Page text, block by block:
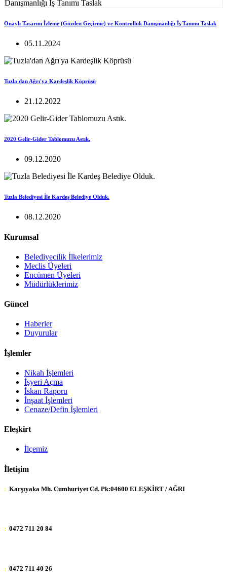
Onaylı Tasarım İzleme (Gözden Geçirme) ve Kontrollük Danışmanlığı İş Tanımı Taslak
05.11.2024
Tuzla'dan Ağrı'ya Kardeşlik Köprüsü
21.12.2022
2020 Gelir-Gider Tablomuzu Astık.
09.12.2020
Tuzla Belediyesi İle Kardeş Belediye Olduk.
08.12.2020
Kurumsal
Belediyecilik İlkelerimiz
Meclis Üyeleri
Encümen Üyeleri
Müdürlüklerimiz
Güncel
Haberler
Duyurular
İşlemler
Nikah İşlemleri
İşyeri Açma
İskan Raporu
İnşaat İşlemleri
Cenaze/Defin İşlemleri
Eleşkirt
İlçemiz
İletişim
: Karşıyaka Mh. Cumhuriyet Cd. Pk:04600 ELEŞKİRT / AĞRI
: 0472 711 20 84
: 0472 711 40 26